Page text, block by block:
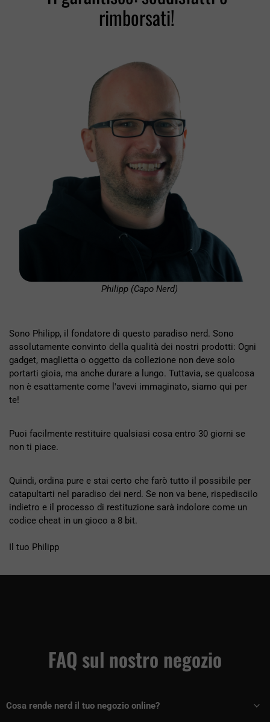
rimborsati!
Philipp (Capo Nerd)
Sono Philipp, il fondatore di questo paradiso nerd. Sono
assolutamente convinto della qualità dei nostri prodotti: Ogni
gadget, maglietta o oggetto da collezione non deve solo
portarti gioia, ma anche durare a lungo. Tuttavia, se qualcosa
non è esattamente come l'avevi immaginato, siamo qui per
te!
Puoi facilmente restituire qualsiasi cosa entro 30 giorni se
non ti piace.
Quindi, ordina pure e stai certo che farò tutto il possibile per
catapultarti nel paradiso dei nerd. Se non va bene, rispediscilo
indietro e il processo di restituzione sarà indolore come un
codice cheat in un gioco a 8 bit.
Il tuo Philipp
FAQ sul nostro negozio
Cosa rende nerd il tuo negozio online?